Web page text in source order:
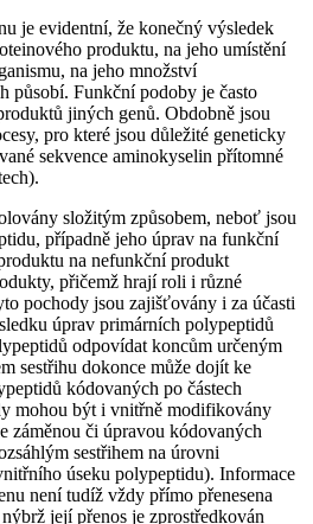
je evidentní, že konečný výsledek
produktu, na jeho umístění
na jeho množství
působí. Funkční podoby je často
jiných genů. Obdobně jsou
pro které jsou důležité geneticky
sekvence aminokyselin přítomné
složitým způsobem, neboť jsou
případně jeho úprav na funkční
na nefunkční produkt
přičemž hrají roli i různé
pochody jsou zajišťovány i za účasti
úprav primárních polypeptidů
odpovídat koncům určeným
sestřihu dokonce může dojít ke
kódovaných po částech
mohou být i vnitřně modifikovány
záměnou či úpravou kódovaných
sestřihem na úrovni
úseku polypeptidu). Informace
není tudíž vždy přímo přenesena
její přenos je zprostředkován